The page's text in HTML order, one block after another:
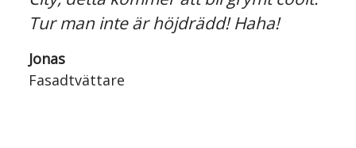
Tur man inte är höjdrädd! Haha!
Jonas
Fasadtvättare